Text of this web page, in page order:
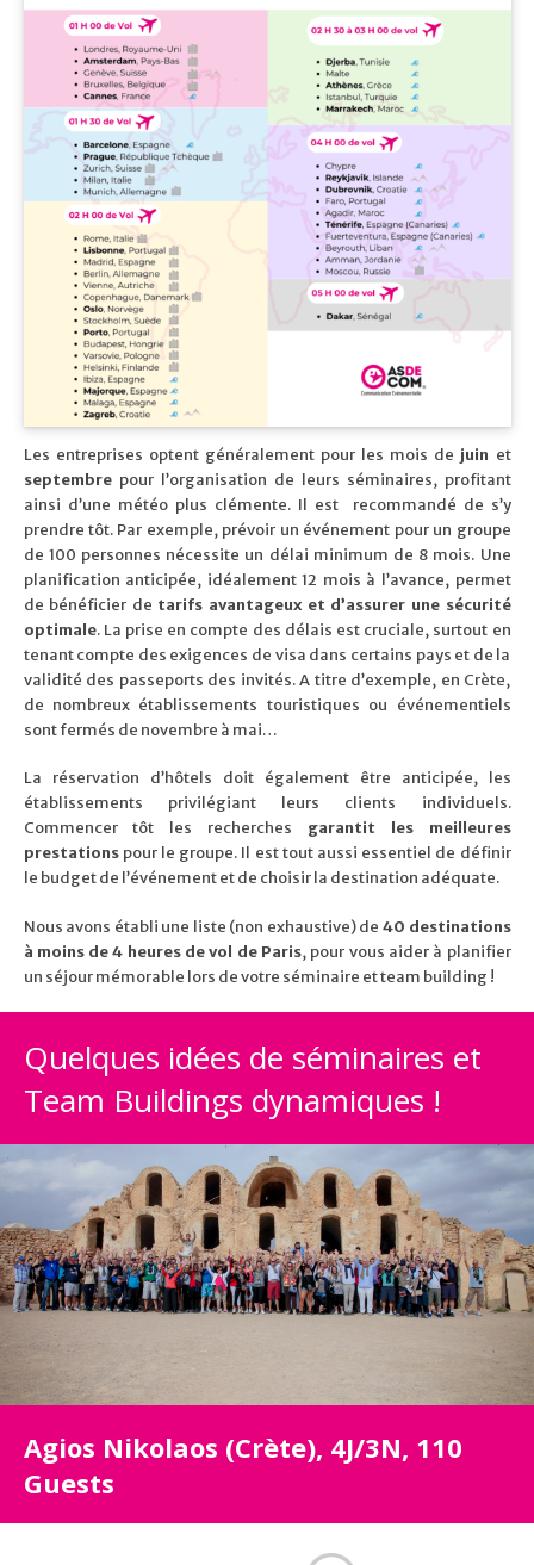
Les entreprises optent généralement pour les mois de juin et
septembrepour l’organisation de leurs séminaires, profitant
ainsi d’une météo plus clémente. Il est recommandé de s’y
prendre tôt. Par exemple, prévoir un événement pour un groupe
de 100 personnes nécessite un délai minimum de 8 mois. Une
planification anticipée, idéalement 12 mois à l’avance, permet
de bénéficier de tarifs avantageux et d’assurer une sécurité
optimale. La prise en compte des délais est cruciale, surtout en
tenant compte des exigences de visa dans certains pays et de la
validité des passeports des invités. A titre d’exemple, en Crète,
de nombreux établissements touristiques ou événementiels
sont fermés de novembre à mai…
La réservation d’hôtels doit également être anticipée, les
établissements privilégiant leurs clients individuels.
Commencer tôt les recherches garantit les meilleures
prestationspour le groupe. Il est tout aussi essentiel de définir
le budget de l’événement et de choisir la destination adéquate.
Nous avons établi une liste (non exhaustive) de 40 destinations
à moins de 4 heures de vol de Paris, pour vous aider à planifier
un séjour mémorable lors de votre séminaire et team building !
Quelques idées de séminaires et
Team Buildings dynamiques !
Agios Nikolaos (Crète), 4J/3N, 110
Guests